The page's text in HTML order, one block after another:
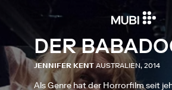
DER
JENNIFER KENT AUSTRALIEN, 2014
Als Genre hat der Horrorfilm seit